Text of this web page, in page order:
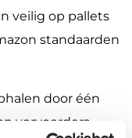
veilig op pallets
standaarden
door één
vervoerders